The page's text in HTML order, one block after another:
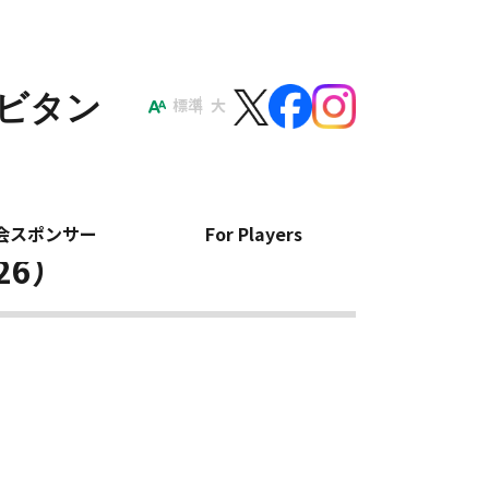
タン 標準 大
スポンサー For Players
）